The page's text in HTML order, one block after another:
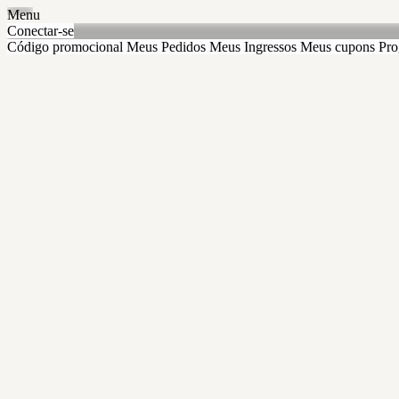
Menu
Conectar-se
Código promocional Meus Pedidos Meus Ingressos Meus cupons